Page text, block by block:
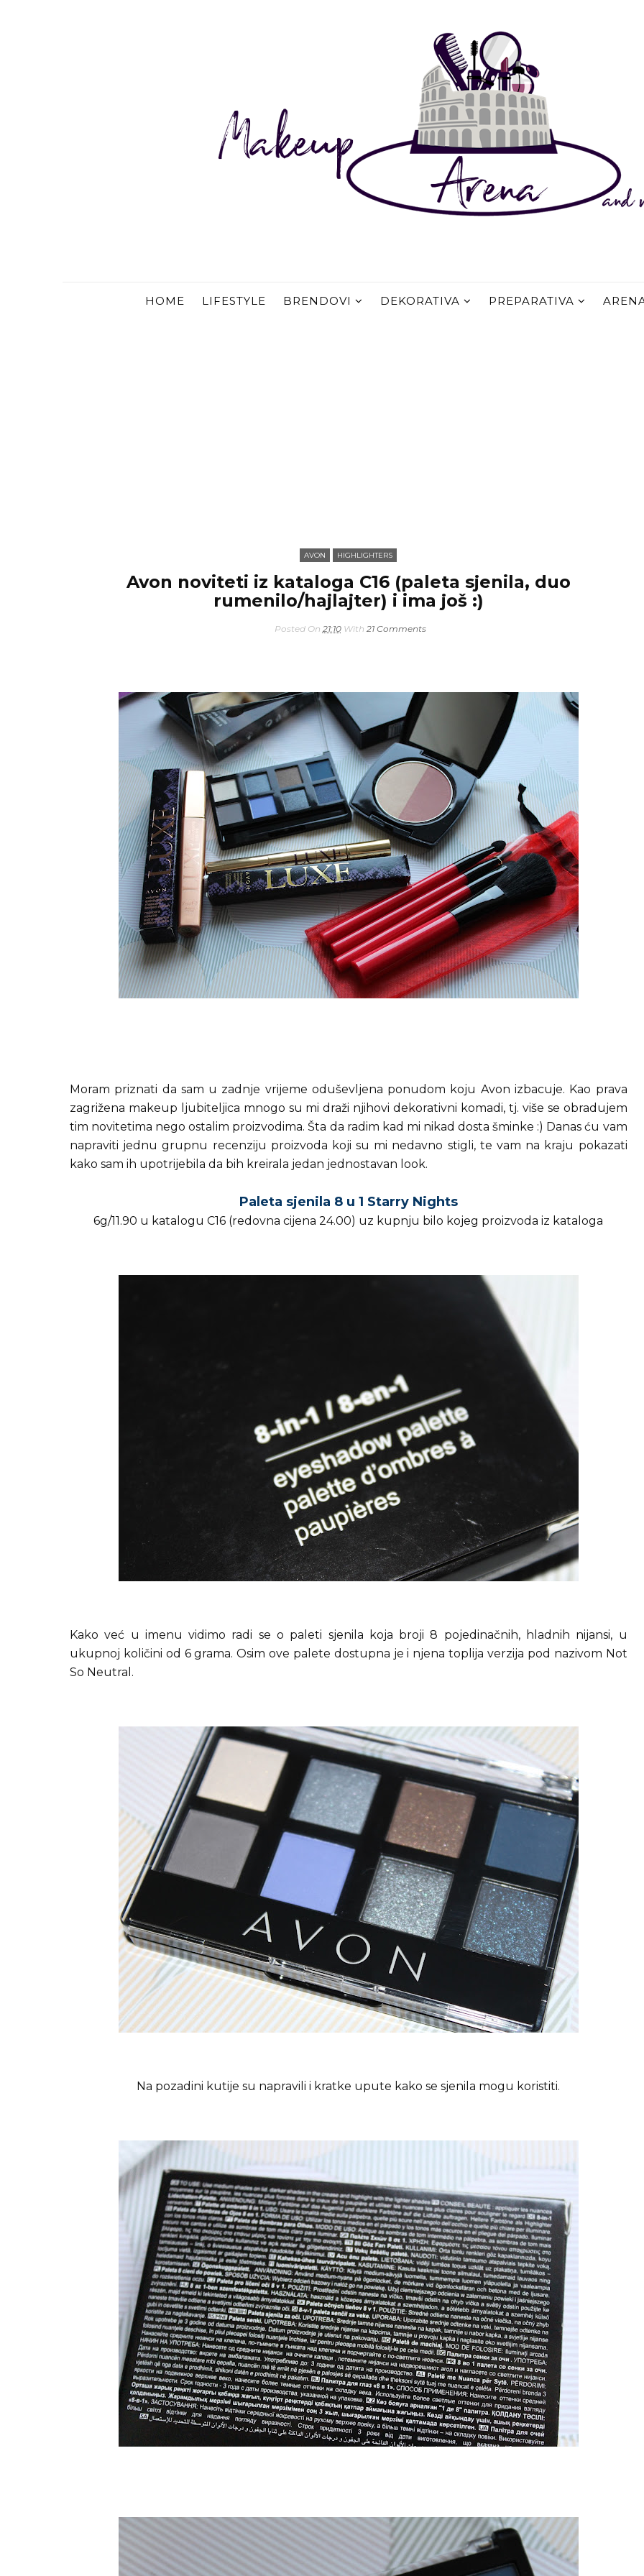
HOME LIFESTYLE BRENDOVI DEKORATIVA PREPARATIVA
AVON HIGHLIGHTERS
Avon noviteti iz kataloga C16 (paleta sjenila, duo
rumenilo/hajlajter) i ima još :)
Posted On 21:10 With 21 Comments
Moram priznati da sam u zadnje vrijeme oduševljena ponudom koju Avon izbacuje. Kao prava
zagrižena makeup ljubiteljica mnogo su mi draži njihovi dekorativni komadi, tj. više se obradujem
tim novitetima nego ostalim proizvodima. Šta da radim kad mi nikad dosta šminke :) Danas ću vam
napraviti jednu grupnu recenziju proizvoda koji su mi nedavno stigli, te vam na kraju pokazati
kako sam ih upotrijebila da bih kreirala jedan jednostavan look.
Paleta sjenila 8 u 1 Starry Nights
6g/11.90 u katalogu C16 (redovna cijena 24.00) uz kupnju bilo kojeg proizvoda iz kataloga
Kako već u imenu vidimo radi se o paleti sjenila koja broji 8 pojedinačnih, hladnih nijansi, u
ukupnoj količini od 6 grama. Osim ove palete dostupna je i njena toplija verzija pod nazivom Not
So Neutral.
Na pozadini kutije su napravili i kratke upute kako se sjenila mogu koristiti.